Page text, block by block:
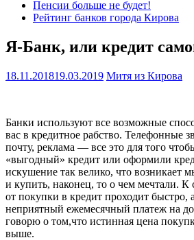
Пенсии больше не будет!
Рейтинг банков города Кирова
Я-Банк, или кредит
18.11.201819.03.2019 Митя из Кирова
Банки используют все возможные
вас в кредитное рабство. Телефонные
почту, реклама — все это для того
«выгодный» кредит или оформили
искушение так велико, что возникает
и купить, наконец, то о чем мечтали.
от покупки в кредит проходит быстро,
неприятный ежемесячный платеж на
говорю о том,что истинная цена
выше.